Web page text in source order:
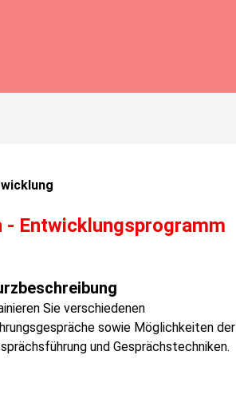
- Entwicklungsprogramm
Sie verschiedenen
sowie Möglichkeiten der
und Gesprächstechniken.